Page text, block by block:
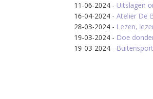
11-06-2024 - Uitslagen
16-04-2024 - Atelier De
28-03-2024 - Lezen,
19-03-2024 - Doe
19-03-2024 -